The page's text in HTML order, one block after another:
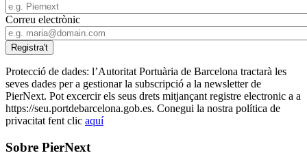
Correu electrònic
Protecció de dades: l’Autoritat Portuària de Barcelona tractarà les
seves dades per a gestionar la subscripció a la newsletter de
PierNext. Pot excercir els seus drets mitjançant registre electronic a a
https://seu.portdebarcelona.gob.es. Conegui la nostra política de
privacitat fent clic aquí
Sobre PierNext